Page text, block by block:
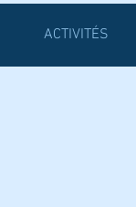
ACTIVITÉS